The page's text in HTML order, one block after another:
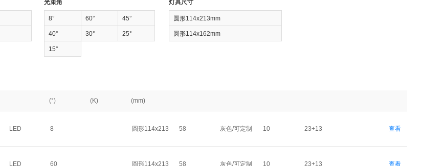
光束角
8° 60° 45°
40° 30° 25°
15°
灯具尺寸
圆形114x213mm
圆形114x162mm
(°) (K) (mm)
LED 8 圆形114x213 58 灰色/可定制 10 23+13 查看
LED 60 圆形114x213 58 灰色/可定制 10 23+13 查看